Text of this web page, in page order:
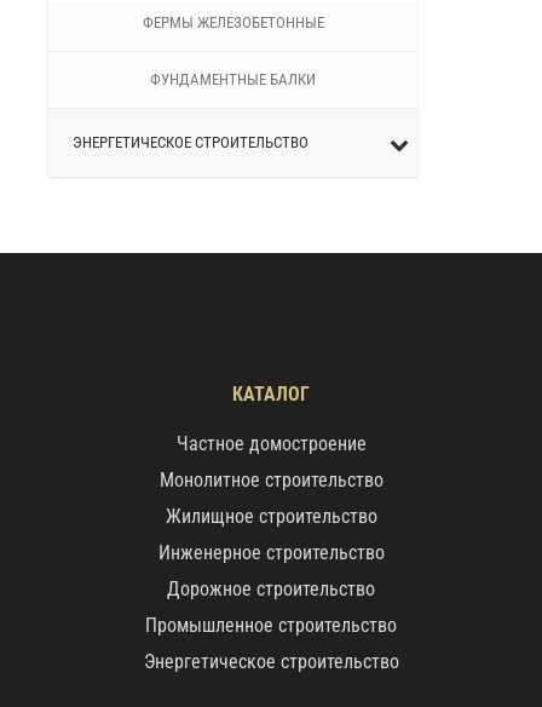
ФЕРМЫ ЖЕЛЕЗОБЕТОННЫЕ
ФУНДАМЕНТНЫЕ БАЛКИ
ЭНЕРГЕТИЧЕСКОЕ СТРОИТЕЛЬСТВО
КАТАЛОГ
Частное домостроение
Монолитное строительство
Жилищное строительство
Инженерное строительство
Дорожное строительство
Промышленное строительство
Энергетическое строительство